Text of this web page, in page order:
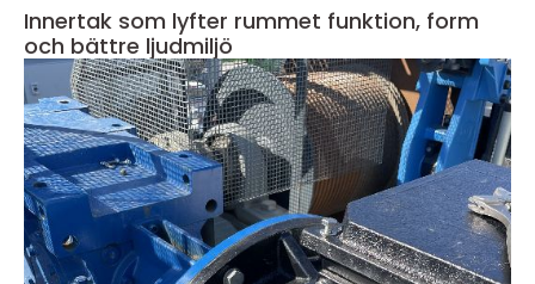
Innertak som lyfter rummet funktion, form
och bättre ljudmiljö